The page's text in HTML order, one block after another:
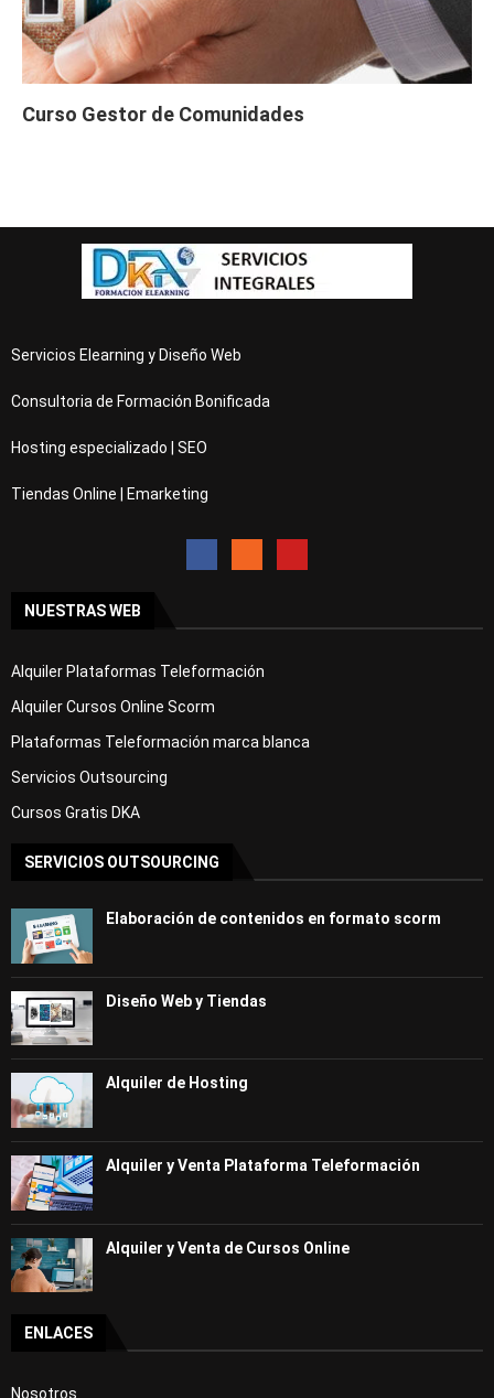
Curso Gestor de Comunidades
Servicios Elearning y Diseño Web
Consultoria de Formación Bonificada
Hosting especializado | SEO
Tiendas Online | Emarketing
NUESTRAS WEB
Alquiler Plataformas Teleformación
Alquiler Cursos Online Scorm
Plataformas Teleformación marca blanca
Servicios Outsourcing
Cursos Gratis DKA
SERVICIOS OUTSOURCING
Elaboración de contenidos en formato scorm
Diseño Web y Tiendas
Alquiler de Hosting
Alquiler y Venta Plataforma Teleformación
Alquiler y Venta de Cursos Online
ENLACES
Nosotros